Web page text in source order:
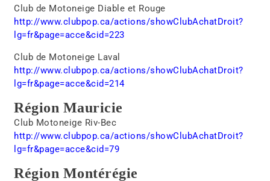
Club de Motoneige Diable et Rouge
http://www.clubpop.ca/actions/showClubAchatDroit?
lg=fr&page=acce&cid=223
Club de Motoneige Laval
http://www.clubpop.ca/actions/showClubAchatDroit?
lg=fr&page=acce&cid=214
Région Mauricie
Club Motoneige Riv-Bec
http://www.clubpop.ca/actions/showClubAchatDroit?
lg=fr&page=acce&cid=79
Région Montérégie